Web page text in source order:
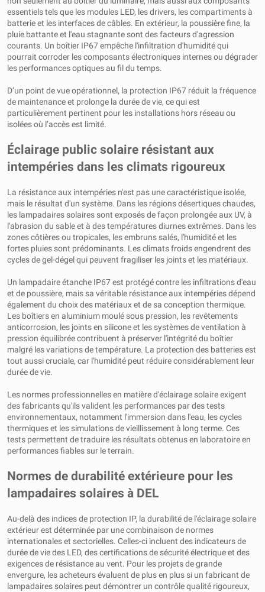
essentiels tels que les modules LED, les drivers, les compartiments à
batterie et les interfaces de câbles. En extérieur, la poussière fine, la
pluie battante et l'eau stagnante sont des facteurs d'agression
courants. Un boîtier IP67 empêche l'infiltration d'humidité qui
pourrait corroder les composants électroniques internes ou dégrader
les performances optiques au fil du temps.
D’un point de vue opérationnel, la protection IP67 réduit la fréquence
de maintenance et prolonge la durée de vie, ce qui est
particulièrement pertinent pour les installations hors réseau ou
isolées où l’accès est limité.
Éclairage public solaire résistant aux
intempéries dans les climats rigoureux
La résistance aux intempéries n'est pas une caractéristique isolée,
mais le résultat d'un système. Dans les régions désertiques chaudes,
les lampadaires solaires sont exposés de façon prolongée aux UV, à
l'abrasion du sable et à des températures diurnes extrêmes. Dans les
zones côtières ou tropicales, les embruns salés, l'humidité et les
fortes pluies sont prédominants. Les climats froids engendrent des
cycles de gel-dégel qui peuvent fragiliser les joints et les matériaux.
Un lampadaire étanche IP67 est protégé contre les infiltrations d'eau
et de poussière, mais sa véritable résistance aux intempéries dépend
également du choix des matériaux et de sa conception thermique.
Les boîtiers en aluminium moulé sous pression, les revêtements
anticorrosion, les joints en silicone et les systèmes de ventilation à
pression équilibrée contribuent à préserver l'intégrité du boîtier
malgré les variations de température. La protection des batteries est
tout aussi cruciale, car l'humidité peut réduire considérablement leur
durée de vie.
Les normes professionnelles en matière d'éclairage solaire exigent
des fabricants qu'ils valident les performances par des tests
environnementaux, notamment l'immersion dans l'eau, les cycles
thermiques et les simulations de vieillissement à long terme. Ces
tests permettent de traduire les résultats obtenus en laboratoire en
performances fiables sur le terrain.
Normes de durabilité extérieure pour les
lampadaires solaires à DEL
Au-delà des indices de protection IP, la durabilité de l'éclairage solaire
extérieur est déterminée par une combinaison de normes
internationales et sectorielles. Celles-ci incluent des indicateurs de
durée de vie des LED, des certifications de sécurité électrique et des
exigences de résistance au vent. Pour les projets de grande
envergure, les acheteurs évaluent de plus en plus si un fabricant de
lampadaires solaires peut démontrer un contrôle qualité rigoureux,